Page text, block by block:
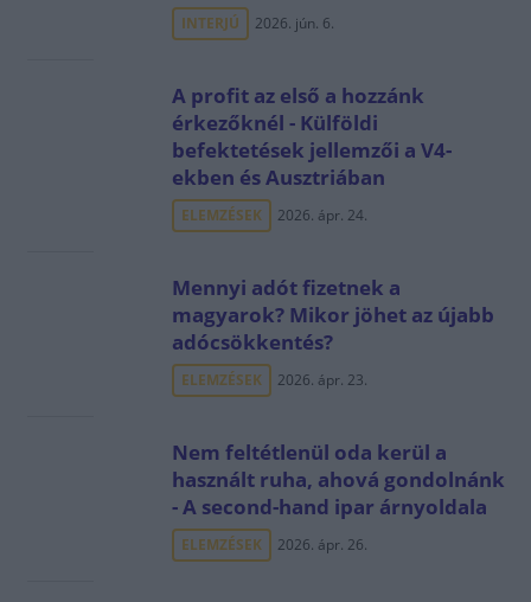
INTERJÚ 2026. jún. 6.
A profit az első a hozzánk
érkezőknél - Külföldi
befektetések jellemzői a V4-
ekben és Ausztriában
ELEMZÉSEK 2026. ápr. 24.
Mennyi adót fizetnek a
magyarok? Mikor jöhet az újabb
adócsökkentés?
ELEMZÉSEK 2026. ápr. 23.
Nem feltétlenül oda kerül a
használt ruha, ahová gondolnánk
- A second-hand ipar árnyoldala
ELEMZÉSEK 2026. ápr. 26.